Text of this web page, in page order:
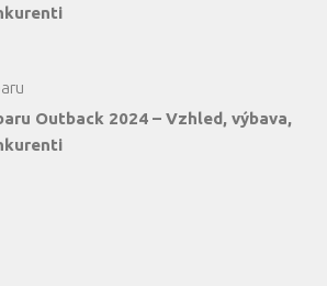
Outback 2024 – Vzhled, výbava,